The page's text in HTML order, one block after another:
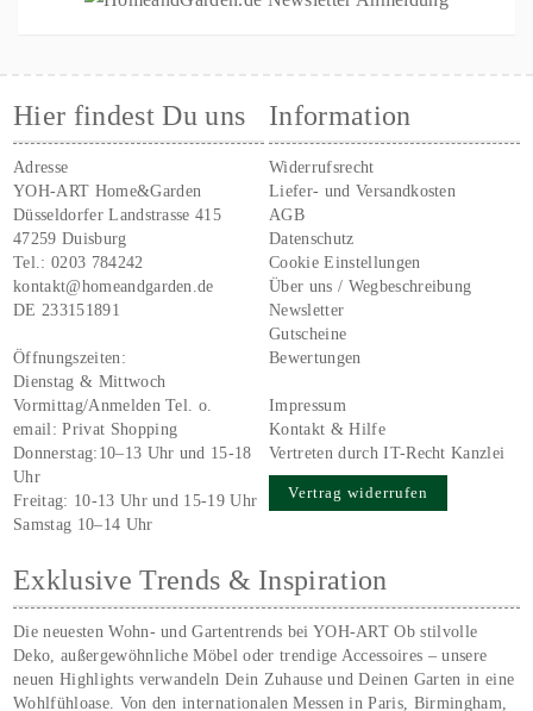
Hier findest Du uns
Adresse
YOH-ART Home&Garden
Düsseldorfer Landstrasse 415
47259 Duisburg
Tel.:0203 784242
kontakt@homeandgarden.de
DE 233151891
Öffnungszeiten:
Dienstag & Mittwoch
Vormittag/Anmelden Tel. o.
email:Privat Shopping
Donnerstag:10–13 Uhr und 15-18
Uhr
Freitag: 10-13 Uhr und 15-19 Uhr
Samstag 10–14 Uhr
Information
Widerrufsrecht
Liefer- und Versandkosten
AGB
Datenschutz
Cookie Einstellungen
Über uns / Wegbeschreibung
Newsletter
Gutscheine
Bewertungen
Impressum
Kontakt & Hilfe
Vertreten durch IT-Recht Kanzlei
Vertrag widerrufen
Exklusive Trends & Inspiration
Die neuesten Wohn- und Gartentrends bei YOH‑ART Ob stilvolle
Deko, außergewöhnliche Möbel oder trendige Accessoires – unsere
neuen Highlights verwandeln Dein Zuhause und Deinen Garten in eine
Wohlfühloase. Von den internationalen Messen in Paris, Birmingham,